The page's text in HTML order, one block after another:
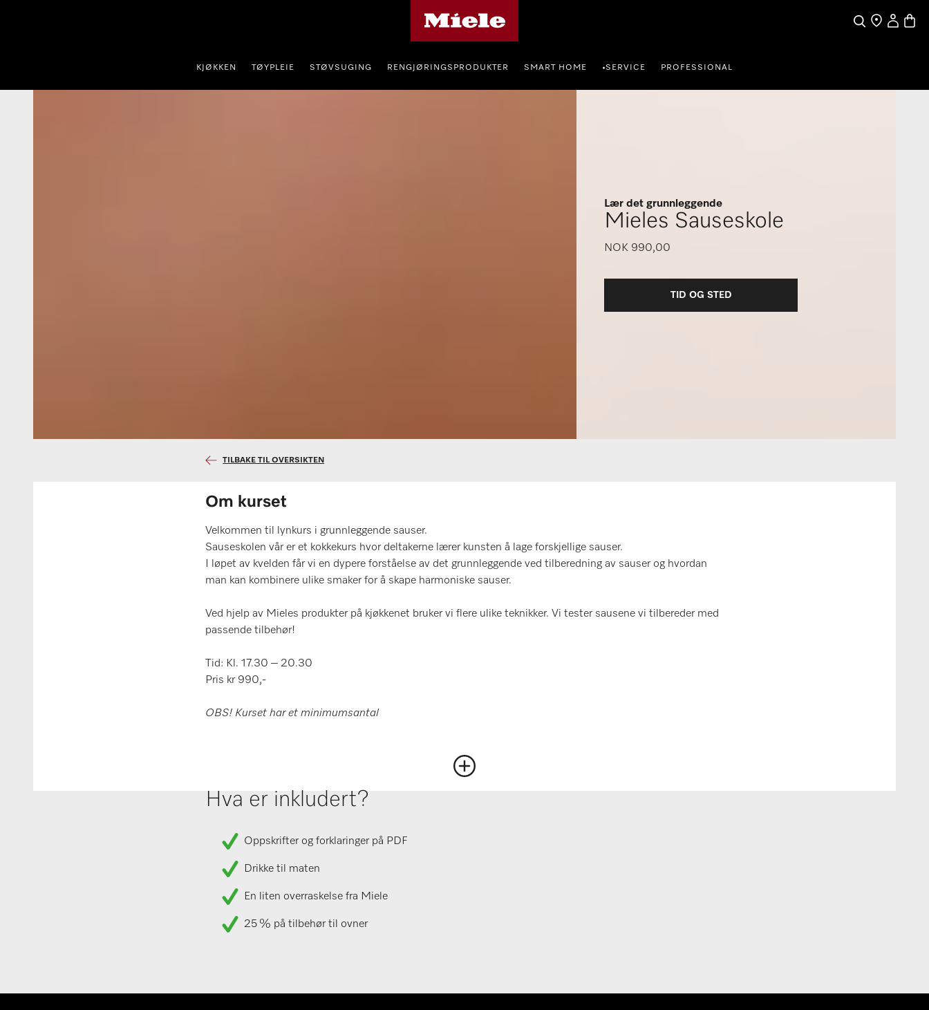
Søk
Finn enMin Konto
KJØKKEN TØYPLEIE STØVSUGING RENGJØRINGSPRODUKTER SMART HOME •SERVICE PROFESSIONAL
Lær det grunnleggende
Mieles Sauseskole
NOK 990,00
TID OG STED
TILBAKE TIL OVERSIKTEN
Om kurset
Velkommen til lynkurs i grunnleggende sauser.
Sauseskolen vår er et kokkekurs hvor deltakerne lærer kunsten å lage forskjellige sauser.
I løpet av kvelden får vi en dypere forståelse av det grunnleggende ved tilberedning av sauser og hvordan
man kan kombinere ulike smaker for å skape harmoniske sauser.
Ved hjelp av Mieles produkter på kjøkkenet bruker vi flere ulike teknikker. Vi tester sausene vi tilbereder med
passende tilbehør!
Tid: Kl. 17.30 – 20.30
Pris kr 990,-
OBS! Kurset har et minimumsantal
Hva er inkludert?
Oppskrifter og forklaringer på PDF
Drikke til maten
En liten overraskelse fra Miele
25 % på tilbehør til ovner